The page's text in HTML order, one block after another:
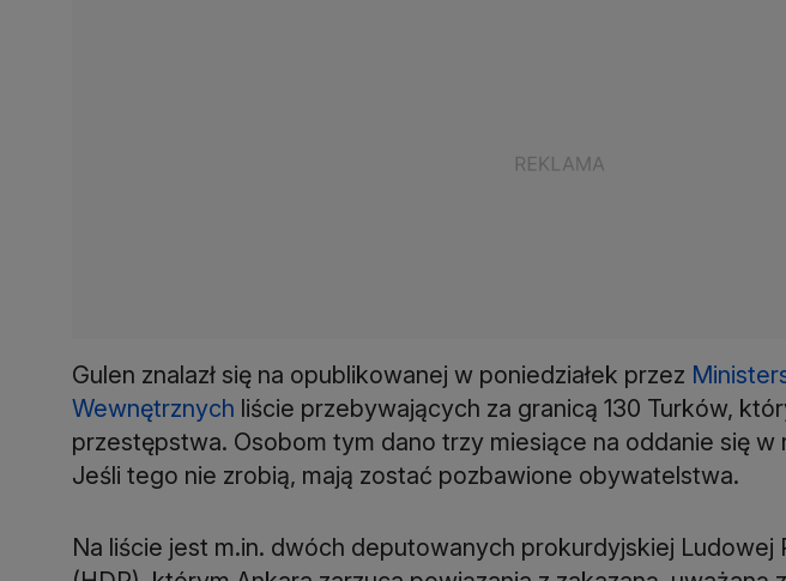
Gulen znalazł się na opublikowanej w poniedziałek przez
Wewnętrznych liście przebywających za granicą 130 Turków,
przestępstwa. Osobom tym dano trzy miesiące na oddanie się w
Jeśli tego nie zrobią, mają zostać pozbawione obywatelstwa.
Na liście jest m.in. dwóch deputowanych prokurdyjskiej Ludowej